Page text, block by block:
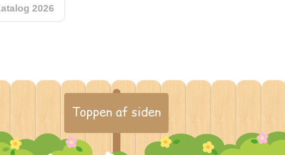
2026
Toppen af siden